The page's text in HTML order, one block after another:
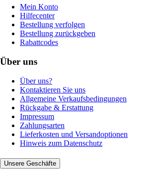
Mein Konto
Hilfecenter
Bestellung verfolgen
Bestellung zurückgeben
Rabattcodes
Über uns
Über uns?
Kontaktieren Sie uns
Allgemeine Verkaufsbedingungen
Rückgabe & Erstattung
Impressum
Zahlungsarten
Lieferkosten und Versandoptionen
Hinweis zum Datenschutz
Unsere Geschäfte